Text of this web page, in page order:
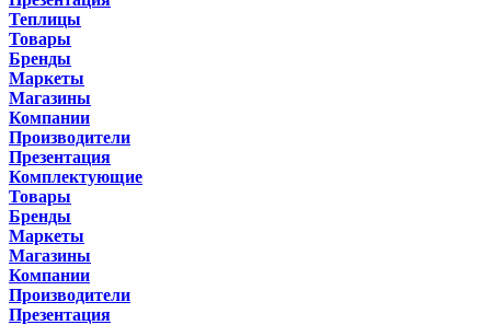
Теплицы
Товары
Бренды
Маркеты
Магазины
Компании
Производители
Презентация
Комплектующие
Товары
Бренды
Маркеты
Магазины
Компании
Производители
Презентация